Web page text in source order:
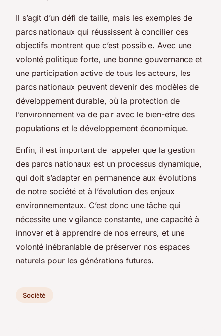
Il s’agit d’un défi de taille, mais les exemples de
parcs nationaux qui réussissent à concilier ces
objectifs montrent que c’est possible. Avec une
volonté politique forte, une bonne gouvernance et
une participation active de tous les acteurs, les
parcs nationaux peuvent devenir des modèles de
développement durable, où la protection de
l’environnement va de pair avec le bien-être des
populations et le développement économique.
Enfin, il est important de rappeler que la gestion
des parcs nationaux est un processus dynamique,
qui doit s’adapter en permanence aux évolutions
de notre société et à l’évolution des enjeux
environnementaux. C’est donc une tâche qui
nécessite une vigilance constante, une capacité à
innover et à apprendre de nos erreurs, et une
volonté inébranlable de préserver nos espaces
naturels pour les générations futures.
Société